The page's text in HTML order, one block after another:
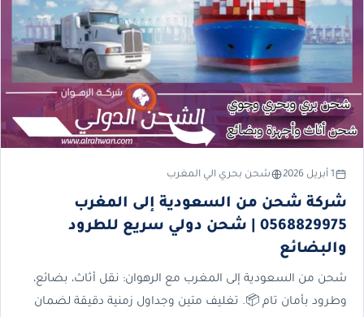
1 أبريل 2026 شحن بحري الي المغرب
شركة شحن من السعودية إلى المغرب
0568829975 | شحن دولي سريع للطرود
والبضائع
شحن من السعودية إلى المغرب مع الرهوان: نقل أثاث، بضائع،
وطرود بأمان تام 📦. تغليف متين وجداول زمنية دقيقة لضمان